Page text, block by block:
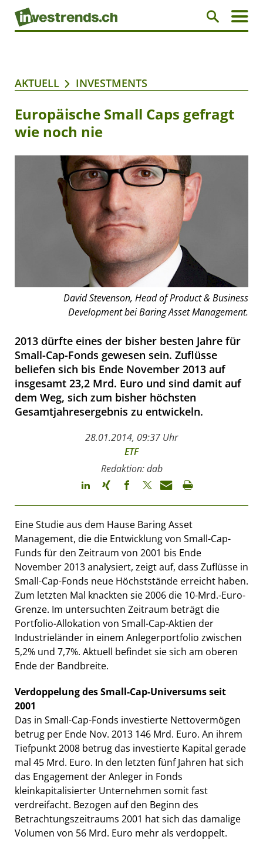
AKTUELL INVESTMENTS
Europäische Small Caps gefragt
wie noch nie
David Stevenson, Head of Product & Business
Development bei Baring Asset Management.
2013 dürfte eines der bisher besten Jahre für
Small-Cap-Fonds gewesen sein. Zuflüsse
beliefen sich bis Ende November 2013 auf
insgesamt 23,2 Mrd. Euro und sind damit auf
dem Weg, sich zum bisher höchsten
Gesamtjahresergebnis zu entwickeln.
28.01.2014, 09:37 Uhr
ETF
Redaktion: dab
Eine Studie aus dem Hause Baring Asset
Management, die die Entwicklung von Small-Cap-
Funds für den Zeitraum von 2001 bis Ende
November 2013 analysiert, zeigt auf, dass Zuflüsse in
Small-Cap-Fonds neue Höchststände erreicht haben.
Zum letzten Mal knackten sie 2006 die 10-Mrd.-Euro-
Grenze. Im untersuchten Zeitraum beträgt die
Portfolio-Allokation von Small-Cap-Aktien der
Industrieländer in einem Anlegerportfolio zwischen
5,2% und 7,7%. Aktuell befindet sie sich am oberen
Ende der Bandbreite.
Verdoppelung des Small-Cap-Universums seit
2001
Das in Small-Cap-Fonds investierte Nettovermögen
betrug per Ende Nov. 2013 146 Mrd. Euro. An ihrem
Tiefpunkt 2008 betrug das investierte Kapital gerade
mal 45 Mrd. Euro. In den letzten fünf Jahren hat sich
das Engagement der Anleger in Fonds
kleinkapitalisierter Unternehmen somit fast
verdreifacht. Bezogen auf den Beginn des
Betrachtungszeitraums 2001 hat sich das damalige
Volumen von 56 Mrd. Euro mehr als verdoppelt.